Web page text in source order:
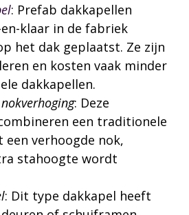
: Prefab dakkapellen
klaar in de fabriek
het dak geplaatst. Ze zijn
en kosten vaak minder
dakkapellen.
: Deze
een traditionele
een verhoogde nok,
stahoogte wordt
: Dit type dakkapel heeft